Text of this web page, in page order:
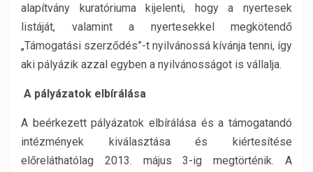
alapítvány kuratóriuma kijelenti, hogy a nyertesek
listáját, valamint a nyertesekkel megkötendő
„Támogatási szerződés”-t nyilvánossá kívánja tenni, így
aki pályázik azzal egyben a nyilvánosságot is vállalja.
A pályázatok elbírálása
A beérkezett pályázatok elbírálása és a támogatandó
intézmények kiválasztása és kiértesítése
előreláthatólag 2013. május 3-ig megtörténik. A